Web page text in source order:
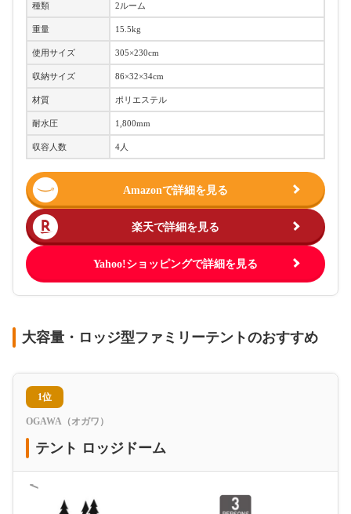
種類 2ルーム
重量 15.5kg
使用サイズ 305×230cm
収納サイズ 86×32×34cm
材質 ポリエステル
耐水圧 1,800mm
収容人数 4人
Amazonで詳細を見る
楽天で詳細を見る
Yahoo!ショッピングで詳細を見る
大容量・ロッジ型ファミリーテントのおすすめ
1位
OGAWA（オガワ）
テント ロッジドーム
＜